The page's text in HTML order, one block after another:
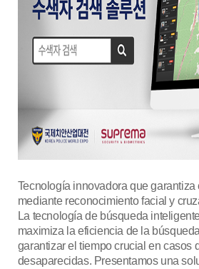
Tecnología innovadora que garantiza
mediante reconocimiento facial y
La tecnología de búsqueda
maximiza la eficiencia de la
garantizar el tiempo crucial en casos
desaparecidas. Presentamos una